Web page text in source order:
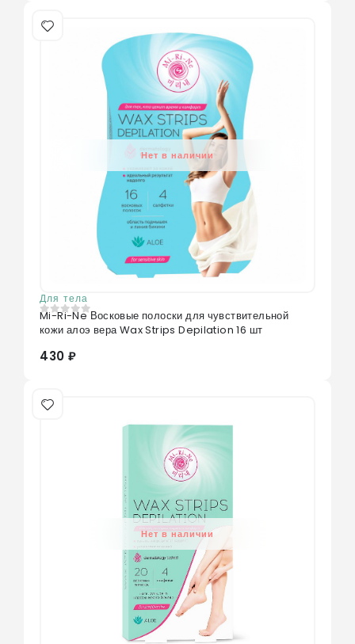
Нет в наличии
Для тела
0из 5
Mi-Ri-Ne Восковые полоски для чувствительной
кожи алоэ вера Wax Strips Depilation 16 шт
430 ₽
Нет в наличии